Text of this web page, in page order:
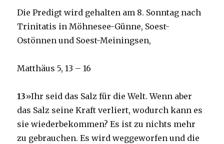
Die Predigt wird gehalten am 8. Sonntag nach
Trinitatis in Möhnesee-Günne, Soest-
Ostönnen und Soest-Meiningsen,
Matthäus 5, 13 – 16
13»Ihr seid das Salz für die Welt. Wenn aber
das Salz seine Kraft verliert, wodurch kann es
sie wiederbekommen? Es ist zu nichts mehr
zu gebrauchen. Es wird weggeworfen und die